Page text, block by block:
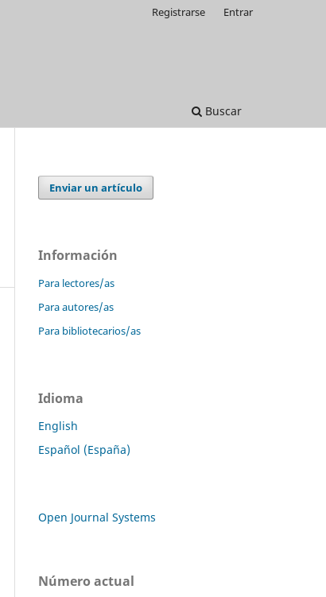
Buscar
Registrarse Entrar
Enviar un artículo
Información
Para lectores/as
Para autores/as
Para bibliotecarios/as
Idioma
English
Español (España)
Open Journal Systems
Número actual